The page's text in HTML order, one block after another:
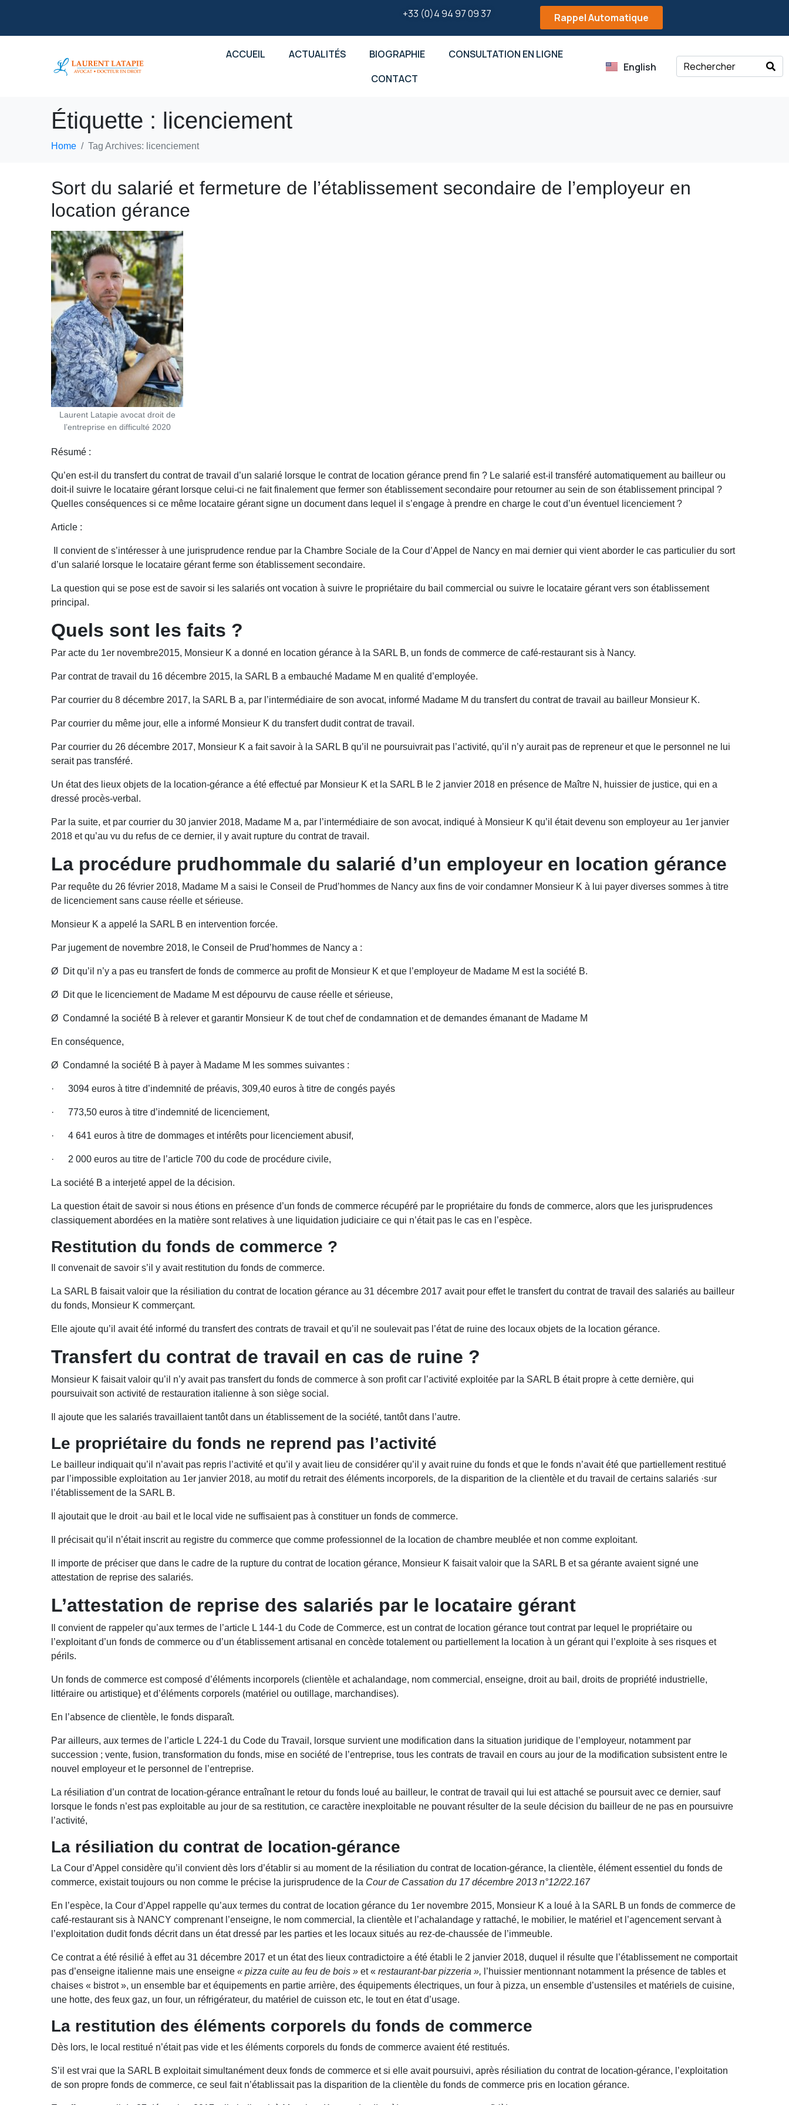
+33 (0)4 94 97 09 37 Rappel Automatique
ACCUEIL ACTUALITÉS BIOGRAPHIE
CONSULTATION EN LIGNE
CONTACT
English
Étiquette : licenciement
Home Tag Archives: licenciement
Sort du salarié et fermeture de l’établissement secondaire de l’employeur en
location gérance
Laurent Latapie avocat droit de
l’entreprise en difficulté 2020
Résumé :
Qu’en est-il du transfert du contrat de travail d’un salarié lorsque le contrat de location gérance prend fin ? Le salarié est-il transféré automatiquement au bailleur ou
doit-il suivre le locataire gérant lorsque celui-ci ne fait finalement que fermer son établissement secondaire pour retourner au sein de son établissement principal ?
Quelles conséquences si ce même locataire gérant signe un document dans lequel il s’engage à prendre en charge le cout d’un éventuel licenciement ?
Article :
Il convient de s’intéresser à une jurisprudence rendue par la Chambre Sociale de la Cour d’Appel de Nancy en mai dernier qui vient aborder le cas particulier du sort
d’un salarié lorsque le locataire gérant ferme son établissement secondaire.
La question qui se pose est de savoir si les salariés ont vocation à suivre le propriétaire du bail commercial ou suivre le locataire gérant vers son établissement
principal.
Quels sont les faits ?
Par acte du 1er novembre2015, Monsieur K a donné en location gérance à la SARL B, un fonds de commerce de café-restaurant sis à Nancy.
Par contrat de travail du 16 décembre 2015, la SARL B a embauché Madame M en qualité d’employée.
Par courrier du 8 décembre 2017, la SARL B a, par l’intermédiaire de son avocat, informé Madame M du transfert du contrat de travail au bailleur Monsieur K.
Par courrier du même jour, elle a informé Monsieur K du transfert dudit contrat de travail.
Par courrier du 26 décembre 2017, Monsieur K a fait savoir à la SARL B qu’il ne poursuivrait pas l’activité, qu’il n’y aurait pas de repreneur et que le personnel ne lui
serait pas transféré.
Un état des lieux objets de la location-gérance a été effectué par Monsieur K et la SARL B le 2 janvier 2018 en présence de Maître N, huissier de justice, qui en a
dressé procès-verbal.
Par la suite, et par courrier du 30 janvier 2018, Madame M a, par l’intermédiaire de son avocat, indiqué à Monsieur K qu’il était devenu son employeur au 1er janvier
2018 et qu’au vu du refus de ce dernier, il y avait rupture du contrat de travail.
La procédure prudhommale du salarié d’un employeur en location gérance
Par requête du 26 février 2018, Madame M a saisi le Conseil de Prud’hommes de Nancy aux fins de voir condamner Monsieur K à lui payer diverses sommes à titre
de licenciement sans cause réelle et sérieuse.
Monsieur K a appelé la SARL B en intervention forcée.
Par jugement de novembre 2018, le Conseil de Prud’hommes de Nancy a :
Ø Dit qu’il n’y a pas eu transfert de fonds de commerce au profit de Monsieur K et que l’employeur de Madame M est la société B.
Ø Dit que le licenciement de Madame M est dépourvu de cause réelle et sérieuse,
Ø Condamné la société B à relever et garantir Monsieur K de tout chef de condamnation et de demandes émanant de Madame M
En conséquence,
Ø Condamné la société B à payer à Madame M les sommes suivantes :
· 3094 euros à titre d’indemnité de préavis, 309,40 euros à titre de congés payés
· 773,50 euros à titre d’indemnité de licenciement,
· 4 641 euros à titre de dommages et intérêts pour licenciement abusif,
· 2 000 euros au titre de l’article 700 du code de procédure civile,
La société B a interjeté appel de la décision.
La question était de savoir si nous étions en présence d’un fonds de commerce récupéré par le propriétaire du fonds de commerce, alors que les jurisprudences
classiquement abordées en la matière sont relatives à une liquidation judiciaire ce qui n’était pas le cas en l’espèce.
Restitution du fonds de commerce ?
Il convenait de savoir s’il y avait restitution du fonds de commerce.
La SARL B faisait valoir que la résiliation du contrat de location gérance au 31 décembre 2017 avait pour effet le transfert du contrat de travail des salariés au bailleur
du fonds, Monsieur K commerçant.
Elle ajoute qu’il avait été informé du transfert des contrats de travail et qu’il ne soulevait pas l’état de ruine des locaux objets de la location gérance.
Transfert du contrat de travail en cas de ruine ?
Monsieur K faisait valoir qu’il n’y avait pas transfert du fonds de commerce à son profit car l’activité exploitée par la SARL B était propre à cette dernière, qui
poursuivait son activité de restauration italienne à son siège social.
Il ajoute que les salariés travaillaient tantôt dans un établissement de la société, tantôt dans l’autre.
Le propriétaire du fonds ne reprend pas l’activité
Le bailleur indiquait qu’il n’avait pas repris l’activité et qu’il y avait lieu de considérer qu’il y avait ruine du fonds et que le fonds n’avait été que partiellement restitué
par l’impossible exploitation au 1er janvier 2018, au motif du retrait des éléments incorporels, de la disparition de la clientèle et du travail de certains salariés ·sur
l’établissement de la SARL B.
Il ajoutait que le droit ·au bail et le local vide ne suffisaient pas à constituer un fonds de commerce.
Il précisait qu’il n’était inscrit au registre du commerce que comme professionnel de la location de chambre meublée et non comme exploitant.
Il importe de préciser que dans le cadre de la rupture du contrat de location gérance, Monsieur K faisait valoir que la SARL B et sa gérante avaient signé une
attestation de reprise des salariés.
L’attestation de reprise des salariés par le locataire gérant
Il convient de rappeler qu’aux termes de l’article L 144-1 du Code de Commerce, est un contrat de location gérance tout contrat par lequel le propriétaire ou
l’exploitant d’un fonds de commerce ou d’un établissement artisanal en concède totalement ou partiellement la location à un gérant qui l’exploite à ses risques et
périls.
Un fonds de commerce est composé d’éléments incorporels (clientèle et achalandage, nom commercial, enseigne, droit au bail, droits de propriété industrielle,
littéraire ou artistique} et d’éléments corporels (matériel ou outillage, marchandises).
En l’absence de clientèle, le fonds disparaît.
Par ailleurs, aux termes de l’article L 224-1 du Code du Travail, lorsque survient une modification dans la situation juridique de l’employeur, notamment par
succession ; vente, fusion, transformation du fonds, mise en société de l’entreprise, tous les contrats de travail en cours au jour de la modification subsistent entre le
nouvel employeur et le personnel de l’entreprise.
La résiliation d’un contrat de location-gérance entraînant le retour du fonds loué au bailleur, le contrat de travail qui lui est attaché se poursuit avec ce dernier, sauf
lorsque le fonds n’est pas exploitable au jour de sa restitution, ce caractère inexploitable ne pouvant résulter de la seule décision du bailleur de ne pas en poursuivre
l’activité,
La résiliation du contrat de location-gérance
La Cour d’Appel considère qu’il convient dès lors d’établir si au moment de la résiliation du contrat de location-gérance, la clientèle, élément essentiel du fonds de
commerce, existait toujours ou non comme le précise la jurisprudence de la Cour de Cassation du 17 décembre 2013 n°12/22.167
En l’espèce, la Cour d’Appel rappelle qu’aux termes du contrat de location gérance du 1er novembre 2015, Monsieur K a loué à la SARL B un fonds de commerce de
café-restaurant sis à NANCY comprenant l’enseigne, le nom commercial, la clientèle et l’achalandage y rattaché, le mobilier, le matériel et l’agencement servant à
l’exploitation dudit fonds décrit dans un état dressé par les parties et les locaux situés au rez-de-chaussée de l’immeuble.
Ce contrat a été résilié à effet au 31 décembre 2017 et un état des lieux contradictoire a été établi le 2 janvier 2018, duquel il résulte que l’établissement ne comportait
pas d’enseigne italienne mais une enseigne« pizza cuite au feu de bois »et «restaurant-bar pizzeria », l’huissier mentionnant notamment la présence de tables et
chaises « bistrot », un ensemble bar et équipements en partie arrière, des équipements électriques, un four à pizza, un ensemble d’ustensiles et matériels de cuisine,
une hotte, des feux gaz, un four, un réfrigérateur, du matériel de cuisson etc, le tout en état d’usage.
La restitution des éléments corporels du fonds de commerce
Dès lors, le local restitué n’était pas vide et les éléments corporels du fonds de commerce avaient été restitués.
S’il est vrai que la SARL B exploitait simultanément deux fonds de commerce et si elle avait poursuivi, après résiliation du contrat de location-gérance, l’exploitation
de son propre fonds de commerce, ce seul fait n’établissait pas la disparition de la clientèle du fonds de commerce pris en location gérance.